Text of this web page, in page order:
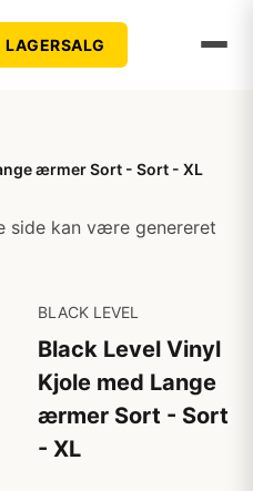
LAGERSALG
ærmer Sort - Sort - XL
side kan være genereret
BLACK LEVEL
Black Level Vinyl
Kjole med Lange
ærmer Sort - Sort
- XL